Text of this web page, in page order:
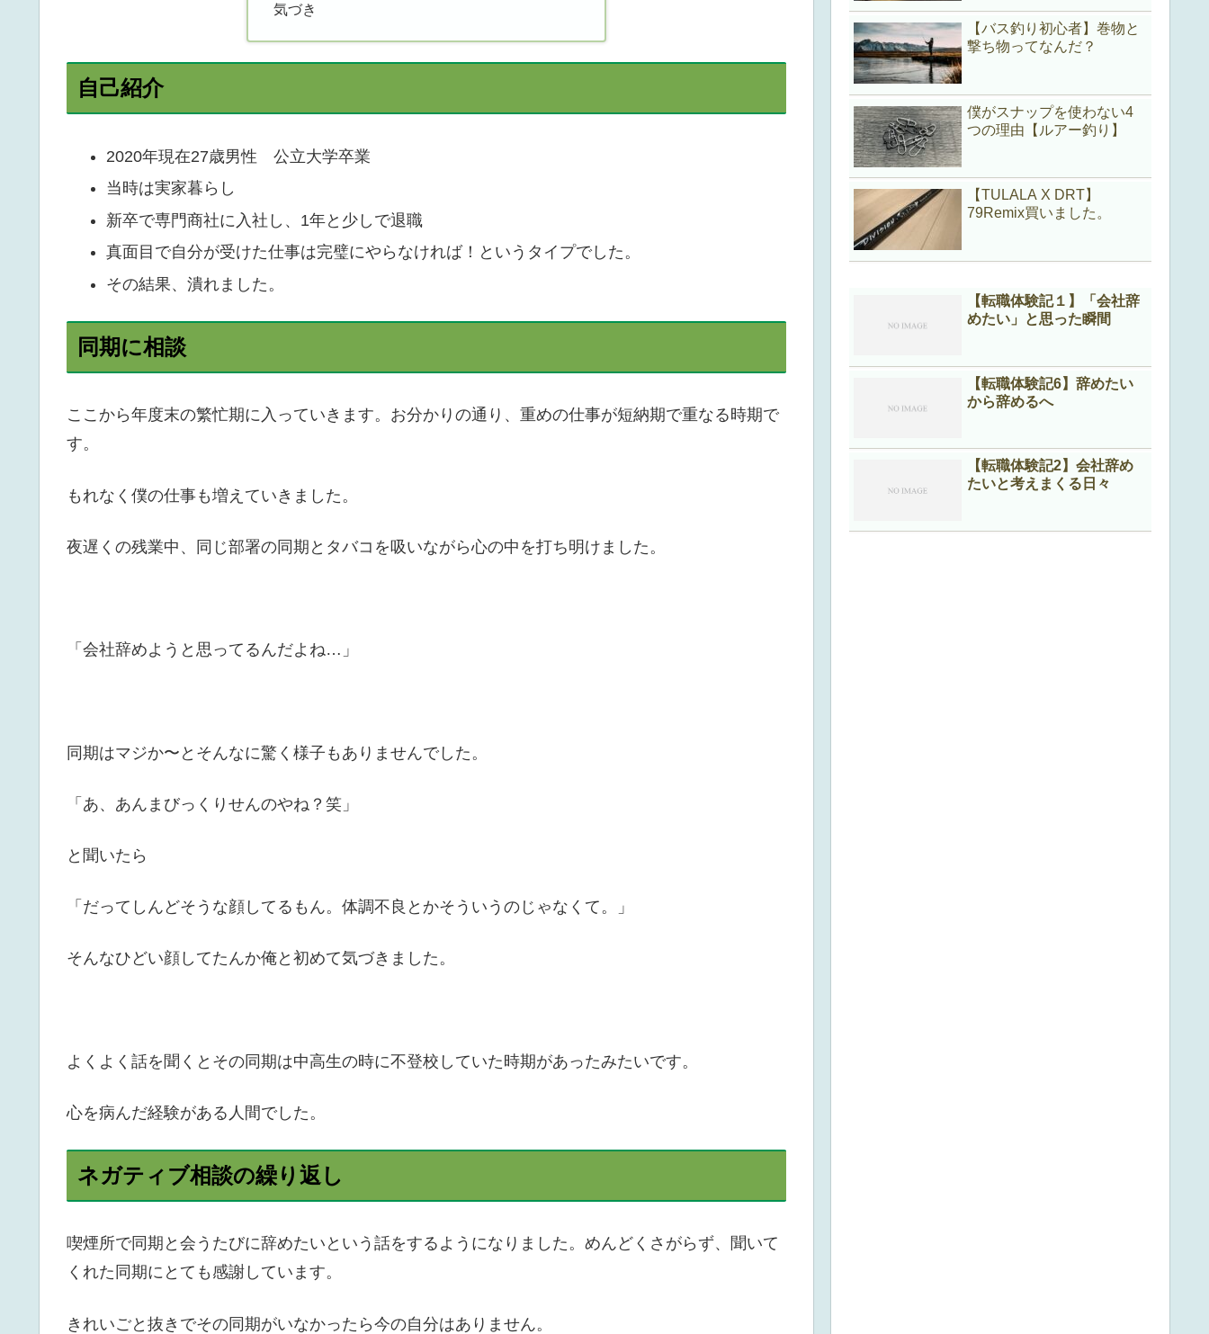
気づき
自己紹介
2020年現在27歳男性 公立大学卒業
当時は実家暮らし
新卒で専門商社に入社し、1年と少しで退職
真面目で自分が受けた仕事は完璧にやらなければ！というタイプでした。
その結果、潰れました。
同期に相談
ここから年度末の繁忙期に入っていきます。お分かりの通り、重めの仕事が短納期で重なる時期で
す。
もれなく僕の仕事も増えていきました。
夜遅くの残業中、同じ部署の同期とタバコを吸いながら心の中を打ち明けました。
「会社辞めようと思ってるんだよね…」
同期はマジか〜とそんなに驚く様子もありませんでした。
「あ、あんまびっくりせんのやね？笑」
と聞いたら
「だってしんどそうな顔してるもん。体調不良とかそういうのじゃなくて。」
そんなひどい顔してたんか俺と初めて気づきました。
よくよく話を聞くとその同期は中高生の時に不登校していた時期があったみたいです。
心を病んだ経験がある人間でした。
ネガティブ相談の繰り返し
喫煙所で同期と会うたびに辞めたいという話をするようになりました。めんどくさがらず、聞いて
くれた同期にとても感謝しています。
きれいごと抜きでその同期がいなかったら今の自分はありません。
【バス釣り初心者】巻物と
撃ち物ってなんだ？
僕がスナップを使わない4
つの理由【ルアー釣り】
【TULALA X DRT】
79Remix買いました。
【転職体験記１】「会社辞
めたい」と思った瞬間
【転職体験記6】辞めたい
から辞めるへ
【転職体験記2】会社辞め
たいと考えまくる日々